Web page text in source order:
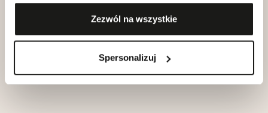
Zezwól na wszystkie
Spersonalizuj
Aplikacja
Salony